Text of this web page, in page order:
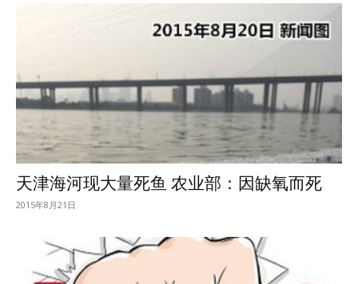
天津海河现大量死鱼 农业部：因缺氧而死
2015年8月21日